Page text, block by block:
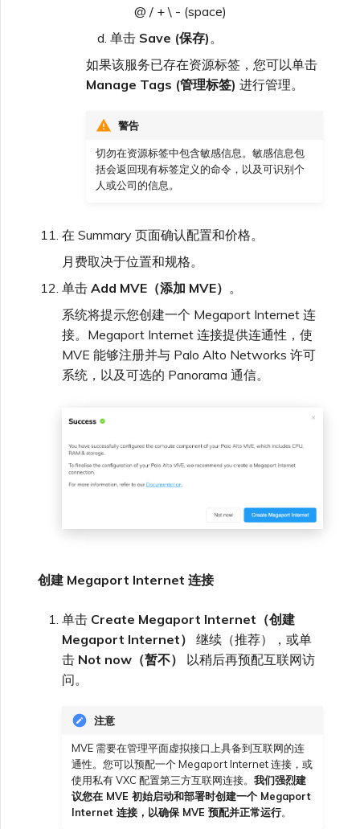
@ / + \ - (space)
单击 Save (保存) 。
如果该服务已存在资源标签，您可以单击
Manage Tags (管理标签) 进行管理。
警告
切勿在资源标签中包含敏感信息。敏感信息包
括会返回现有标签定义的命令，以及可识别个
人或公司的信息。
在 Summary 页面确认配置和价格。
月费取决于位置和规格。
单击 Add MVE（添加 MVE） 。
系统将提示您创建一个 Megaport Internet 连
接。Megaport Internet 连接提供连通性，使
MVE 能够注册并与 Palo Alto Networks 许可
系统，以及可选的 Panorama 通信。
创建 Megaport Internet 连接
单击 Create Megaport Internet（创建
Megaport Internet）
继续（推荐），或单
击 Not now（暂不）
以稍后再预配互联网访
问。
注意
MVE 需要在管理平面虚拟接口上具备到互联网的连
通性。您可以预配一个 Megaport Internet 连接，或
使用私有 VXC 配置第三方互联网连接。 我们强烈建
议您在 MVE 初始启动和部署时创建一个 Megaport
Internet 连接，以确保 MVE 预配并正常运行。